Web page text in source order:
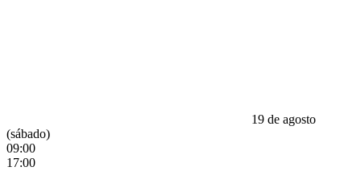
19 de agosto
(sábado)
09:00
17:00